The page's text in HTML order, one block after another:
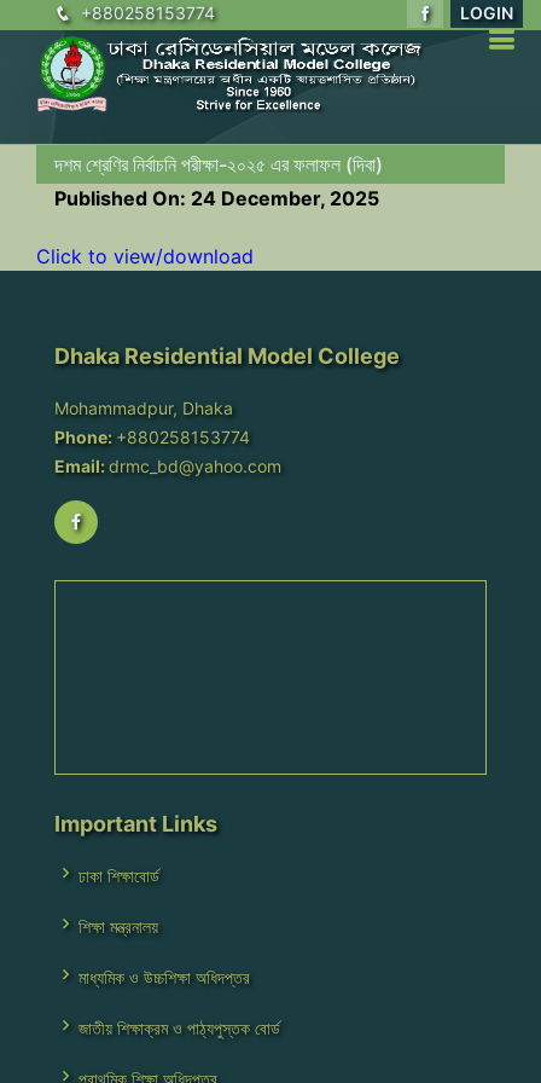
+880258153774 LOGIN
দশম শ্রেণির নির্বাচনি পরীক্ষা-২০২৫ এর ফলাফল (দিবা)
Published On: 24 December, 2025
Click to view/download
Dhaka Residential Model College
Mohammadpur, Dhaka
Phone: +880258153774
Email: drmc_bd@yahoo.com
Important Links
ঢাকা শিক্ষাবোর্ড
শিক্ষা মন্ত্রনালয়
মাধ্যমিক ও উচ্চশিক্ষা অধিদপ্তর
জাতীয় শিক্ষাক্রম ও পাঠ্যপুস্তক বোর্ড
প্রাথমিক শিক্ষা অধিদপ্তর